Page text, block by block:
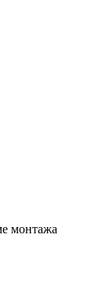
монтажа